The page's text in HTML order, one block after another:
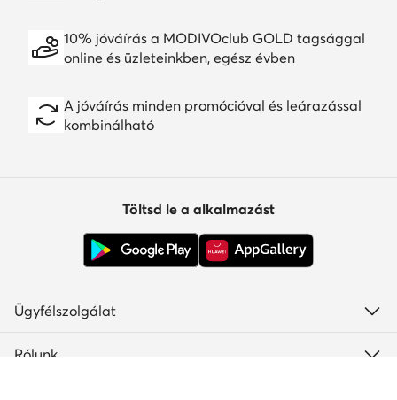
10% jóváírás a MODIVOclub GOLD tagsággal
online és üzleteinkben, egész évben
A jóváírás minden promócióval és leárazással
kombinálható
Töltsd le a alkalmazást
Ügyfélszolgálat
Rólunk